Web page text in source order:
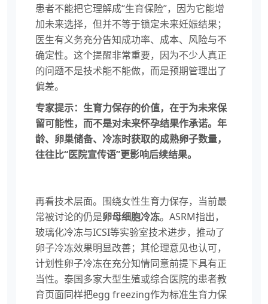
患者不能把它理解成“生育保险”，因为它能增
加未来选择，但并不等于锁定未来妊娠结果；
医生有义务充分告知成功率、成本、风险与不
确定性。这个提醒非常重要，因为不少人真正
的问题不是技术能不能做，而是预期管理出了
偏差。
专家提示：生育力保存的价值，在于为未来保
留可能性，而不是对未来怀孕结果作承诺。年
龄、卵巢储备、冷冻时获取的成熟卵子数量，
往往比“医院宣传语”更影响后续结果。
再看技术层面。围绕女性生育力保存，当前最
常被讨论的仍是卵母细胞冷冻。ASRM指出，
玻璃化冷冻与ICSI等实验室技术进步，推动了
卵子冷冻效果明显改善；其伦理意见也认可，
计划性卵子冷冻在充分知情同意前提下具有正
当性。泰国多家大型生殖或综合医院的患者教
育页面同样把egg freezing作为标准生育力保